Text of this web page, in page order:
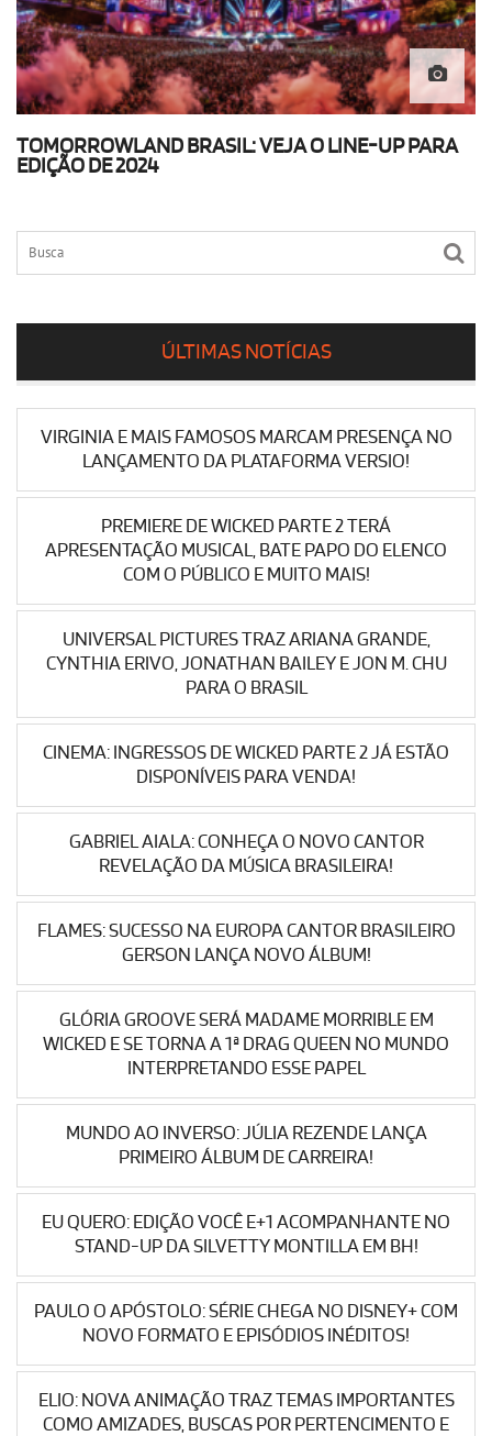
TOMORROWLAND BRASIL: VEJA O LINE-UP PARA
EDIÇÃO DE 2024
ÚLTIMAS NOTÍCIAS
VIRGINIA E MAIS FAMOSOS MARCAM PRESENÇA NO
LANÇAMENTO DA PLATAFORMA VERSIO!
PREMIERE DE WICKED PARTE 2 TERÁ
APRESENTAÇÃO MUSICAL, BATE PAPO DO ELENCO
COM O PÚBLICO E MUITO MAIS!
UNIVERSAL PICTURES TRAZ ARIANA GRANDE,
CYNTHIA ERIVO, JONATHAN BAILEY E JON M. CHU
PARA O BRASIL
CINEMA: INGRESSOS DE WICKED PARTE 2 JÁ ESTÃO
DISPONÍVEIS PARA VENDA!
GABRIEL AIALA: CONHEÇA O NOVO CANTOR
REVELAÇÃO DA MÚSICA BRASILEIRA!
FLAMES: SUCESSO NA EUROPA CANTOR BRASILEIRO
GERSON LANÇA NOVO ÁLBUM!
GLÓRIA GROOVE SERÁ MADAME MORRIBLE EM
WICKED E SE TORNA A 1ª DRAG QUEEN NO MUNDO
INTERPRETANDO ESSE PAPEL
MUNDO AO INVERSO: JÚLIA REZENDE LANÇA
PRIMEIRO ÁLBUM DE CARREIRA!
EU QUERO: EDIÇÃO VOCÊ E+1 ACOMPANHANTE NO
STAND-UP DA SILVETTY MONTILLA EM BH!
PAULO O APÓSTOLO: SÉRIE CHEGA NO DISNEY+ COM
NOVO FORMATO E EPISÓDIOS INÉDITOS!
ELIO: NOVA ANIMAÇÃO TRAZ TEMAS IMPORTANTES
COMO AMIZADES, BUSCAS POR PERTENCIMENTO E